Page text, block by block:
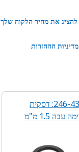
להציג את מחיר הלקוח שלך
מדיניות ההחזרות
246-4361: דסקית
עבה 1.5 מ"מ